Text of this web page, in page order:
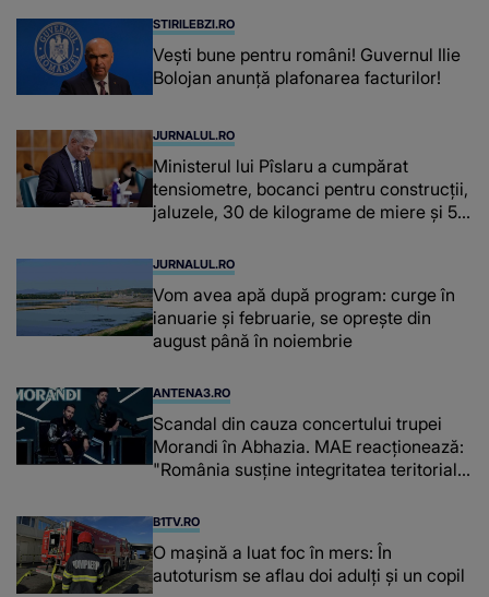
STIRILEBZI.RO
Vești bune pentru români! Guvernul Ilie
Bolojan anunță plafonarea facturilor!
JURNALUL.RO
Ministerul lui Pîslaru a cumpărat
tensiometre, bocanci pentru construcții,
jaluzele, 30 de kilograme de miere și 50
JURNALUL.RO
Vom avea apă după program: curge în
ianuarie și februarie, se oprește din
august până în noiembrie
ANTENA3.RO
Scandal din cauza concertului trupei
Morandi în Abhazia. MAE reacționează:
"România susține integritatea teritorială
B1TV.RO
O maşină a luat foc în mers: În
autoturism se aflau doi adulți și un copil